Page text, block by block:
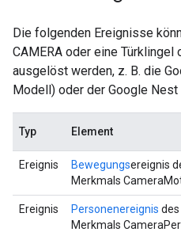
Die folgenden Ereignisse
CAMERA oder eine
ausgelöst werden, z. B. die
Modell) oder der Google Nest
Typ Element
Ereignis Bewegungsereignis
Merkmals
Ereignis Personenereignis des
Merkmals